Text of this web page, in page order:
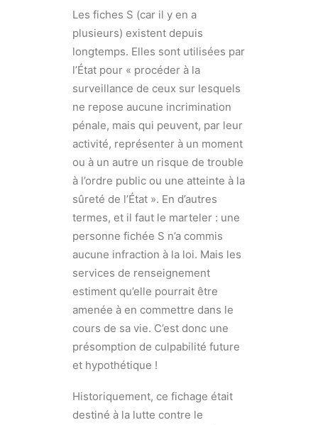
Les fiches S (car il y en a
plusieurs) existent depuis
longtemps. Elles sont utilisées par
l’État pour « procéder à la
surveillance de ceux sur lesquels
ne repose aucune incrimination
pénale, mais qui peuvent, par leur
activité, représenter à un moment
ou à un autre un risque de trouble
à l’ordre public ou une atteinte à la
sûreté de l’État ». En d’autres
termes, et il faut le marteler : une
personne fichée S n’a commis
aucune infraction à la loi. Mais les
services de renseignement
estiment qu’elle pourrait être
amenée à en commettre dans le
cours de sa vie. C’est donc une
présomption de culpabilité future
et hypothétique !
Historiquement, ce fichage était
destiné à la lutte contre le